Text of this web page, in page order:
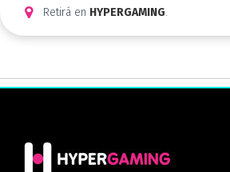
Retirá en HYPERGAMING.